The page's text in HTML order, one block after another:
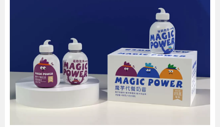
——明亮、欢快、易于理解。 产品线在包装上用名称和标志
“22”中的独特图案突出显示。同时，产品线的图案保持不
变，图案的颜色与包装背景的颜色相匹配。 为了完成有趣和有
用产品的形象，增加了额外的信息：关于如何正确处理包装以
及如何回收部分包装的有趣短语和说明。 我们制定了包装设计
的设计指南，通过该指南，公司将能够扩大品牌规模并独立生
产新的包装。 该产品于2022年2月在PRODEXPO-2022展览会
上发布。
基本原则。 素食产品装在100%可回收的doypack袋中。包装
的主要特征是插图，在构图中参考了地球的形状和多样化的社
会。每个产品的插图都有不同的颜色和元素排列，使整个系列
更加丰富，易于进一步扩展。插图中有一个窗口，客户可以通
过它看到产品。